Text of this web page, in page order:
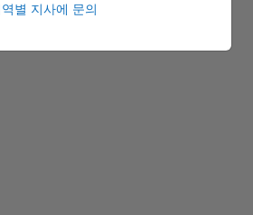
역별 지사에 문의